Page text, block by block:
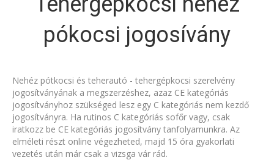
pókocsi jogosívány
Nehéz pótkocsi és teherautó - tehergépkocsi szerelvény
jogosítványának a megszerzéshez, azaz CE kategóriás
jogosítványhoz szükséged lesz egy C kategóriás nem kezdő
jogosítványra. Ha rutinos C kategóriás sofőr vagy, csak
iratkozz be CE kategóriás jogosítvány tanfolyamunkra. Az
elméleti részt online végezheted, majd 15 óra gyakorlati
vezetés után már csak a vizsga vár rád.